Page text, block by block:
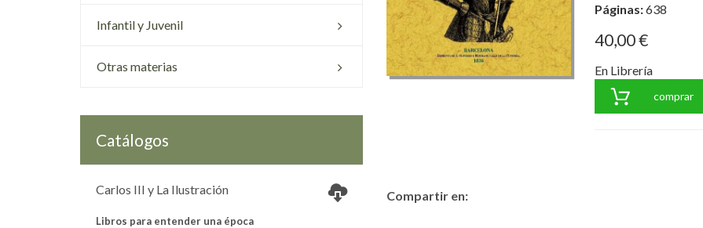
Infantil y Juvenil
Otras materias
Catálogos
Carlos III y La Ilustración
Libros para entender una época
Páginas:638
40,00 €
En Librería
comprar
Compartir en: